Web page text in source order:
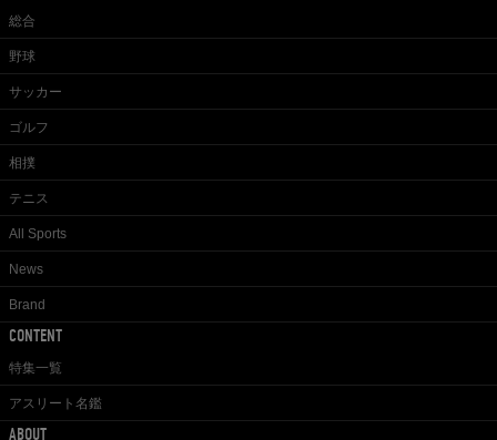
総合
野球
サッカー
ゴルフ
相撲
テニス
All Sports
News
Brand
CONTENT
特集一覧
アスリート名鑑
ABOUT